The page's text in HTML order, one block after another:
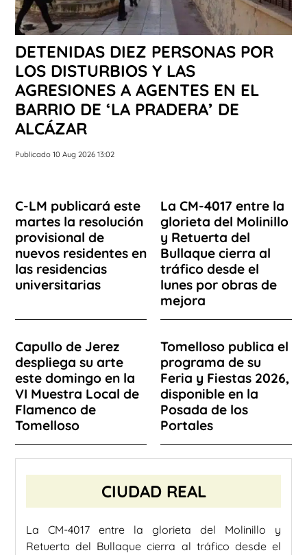
DETENIDAS DIEZ PERSONAS POR
LOS DISTURBIOS Y LAS
AGRESIONES A AGENTES EN EL
BARRIO DE ‘LA PRADERA’ DE
ALCÁZAR
Publicado 10 Aug 2026 13:02
C-LM publicará este
martes la resolución
provisional de
nuevos residentes en
las residencias
universitarias
La CM-4017 entre la
glorieta del Molinillo
y Retuerta del
Bullaque cierra al
tráfico desde el
lunes por obras de
mejora
Capullo de Jerez
despliega su arte
este domingo en la
VI Muestra Local de
Flamenco de
Tomelloso
Tomelloso publica el
programa de su
Feria y Fiestas 2026,
disponible en la
Posada de los
Portales
CIUDAD REAL
La CM-4017 entre la glorieta del Molinillo y
Retuerta del Bullaque cierra al tráfico desde el